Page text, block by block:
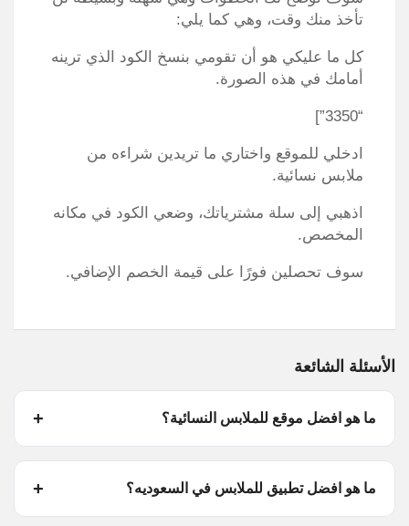
تأخذ منك وقت، وهي كما يلي:
كل ما عليكي هو أن تقومي بنسخ الكود الذي ترينه
أمامك في هذه الصورة.
“3350”]
ادخلي للموقع واختاري ما تريدين شراءه من
ملابس نسائية.
اذهبي إلى سلة مشترياتك، وضعي الكود في مكانه
المخصص.
سوف تحصلين فورًا على قيمة الخصم الإضافي.
الأسئلة الشائعة
ما هو افضل موقع للملابس النسائية؟
ما هو افضل تطبيق للملابس في السعوديه؟